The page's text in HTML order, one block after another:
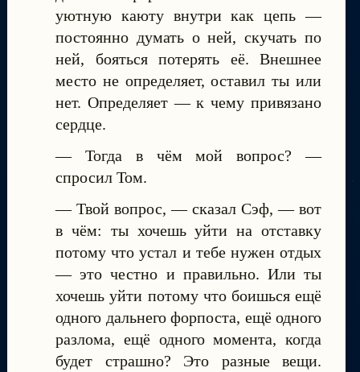
уютную каюту внутри как цепь —
постоянно думать о ней, скучать по
ней, бояться потерять её. Внешнее
место не определяет, оставил ты или
нет. Определяет — к чему привязано
сердце.
— Тогда в чём мой вопрос? —
спросил Том.
— Твой вопрос, — сказал Сэф, — вот
в чём: ты хочешь уйти на отставку
потому что устал и тебе нужен отдых
— это честно и правильно. Или ты
хочешь уйти потому что боишься ещё
одного дальнего форпоста, ещё одного
разлома, ещё одного момента, когда
будет страшно? Это разные вещи.